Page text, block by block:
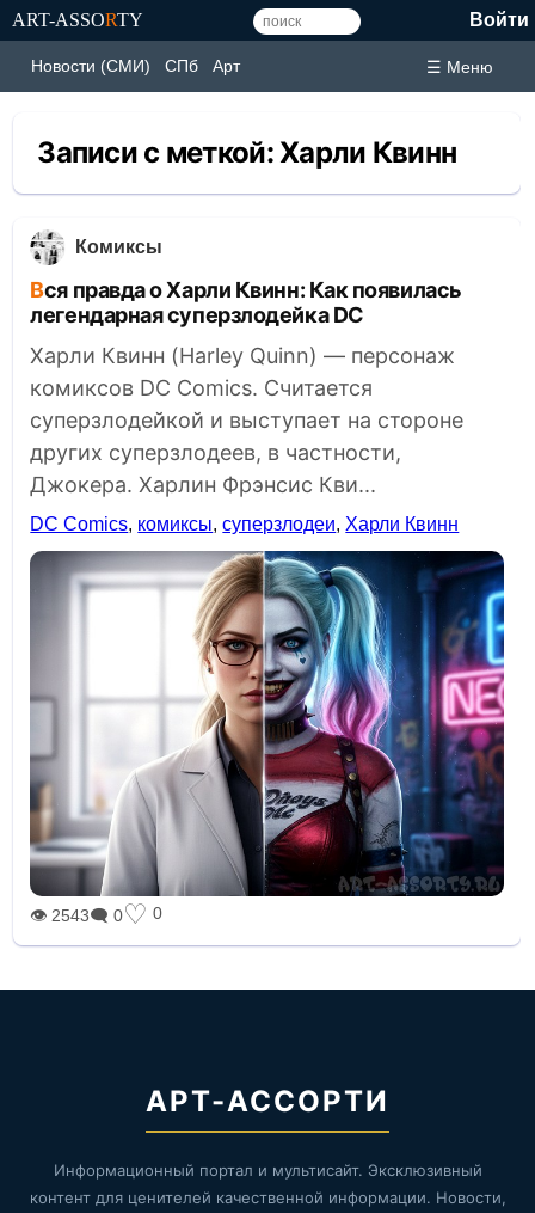
ART-ASSORTY Войти
Новости (СМИ) СПб Арт ☰ Меню
Записи с меткой: Харли Квинн
Комиксы
Вся правда о Харли Квинн: Как появилась
легендарная суперзлодейка DC
Харли Квинн (Harley Quinn) — персонаж
комиксов DC Comics. Считается
суперзлодейкой и выступает на стороне
других суперзлодеев, в частности,
Джокера. Харлин Фрэнсис Кви...
DC Comics, комиксы,суперзлодеи, Харли Квинн
👁 2543🗨 0♡ 0
АРТ-АССОРТИ
Информационный портал и мультисайт. Эксклюзивный
контент для ценителей качественной информации. Новости,